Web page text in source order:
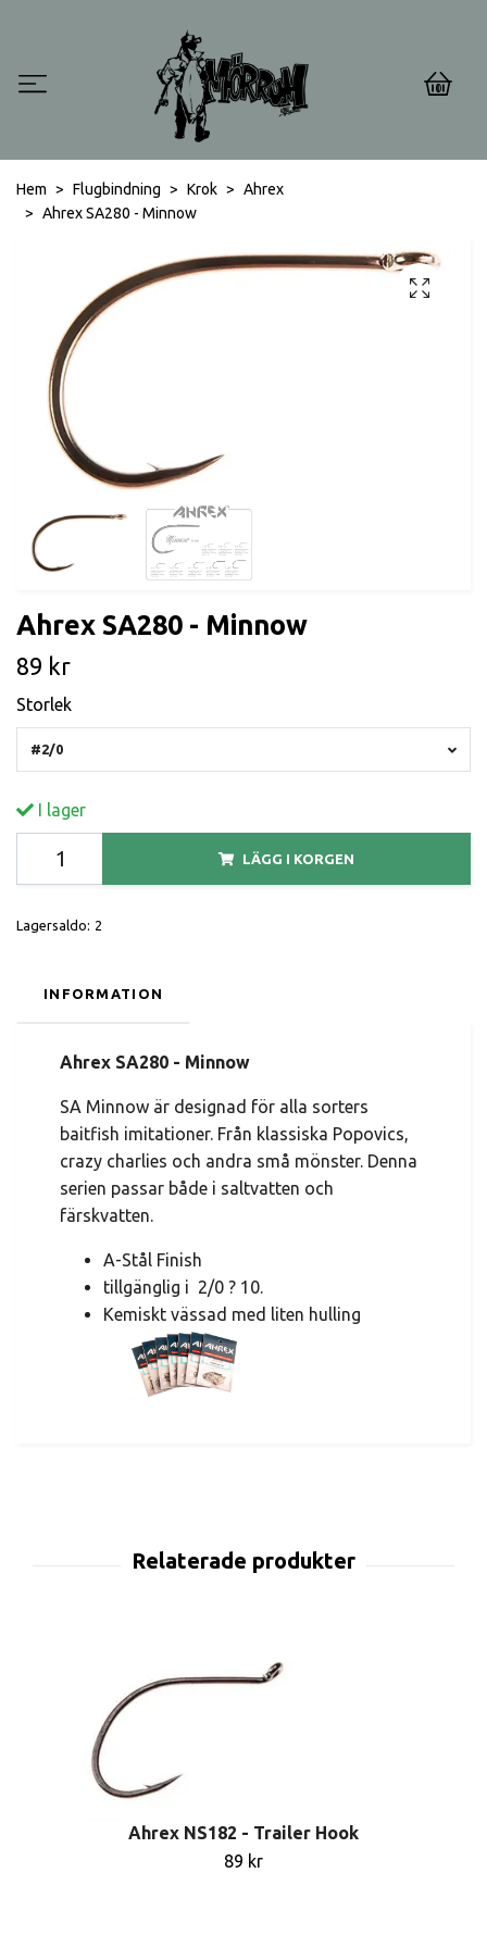
0
Hem Flugbindning Krok
Ahrex
Ahrex SA280 - Minnow
Ahrex SA280 - Minnow
89 kr
Storlek
#2/0
I lager
LÄGG I KORGEN
Lagersaldo: 2
INFORMATION
Ahrex SA280 - Minnow
SA Minnow är designad för alla sorters
baitfish imitationer. Från klassiska Popovics,
crazy charlies och andra små mönster. Denna
serien passar både i saltvatten och
färskvatten.
A-Stål Finish
tillgänglig i 2/0 ? 10.
Kemiskt vässad med liten hulling
Ahrex NS182 - Trailer Hook
89 kr